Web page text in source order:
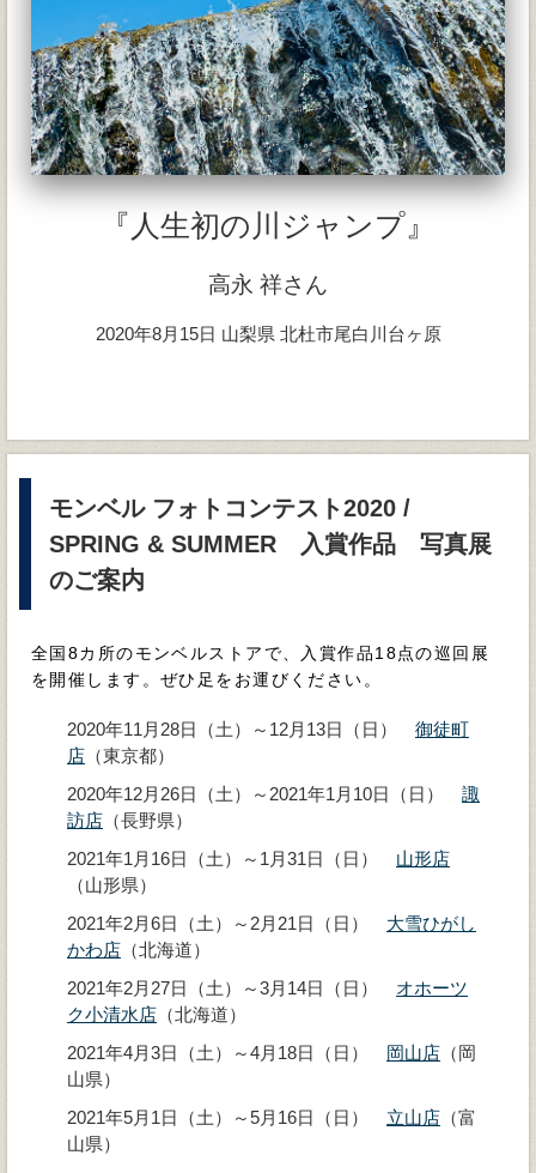
『人生初の川ジャンプ』
高永 祥さん
2020年8月15日 山梨県 北杜市尾白川台ヶ原
モンベル フォトコンテスト2020 /
SPRING & SUMMER 入賞作品 写真展
のご案内
全国8カ所のモンベルストアで、入賞作品18点の巡回展
を開催します。ぜひ足をお運びください。
2020年11月28日（土）～12月13日（日） 御徒町
店 （東京都）
2020年12月26日（土）～2021年1月10日（日） 諏
訪店 （長野県）
2021年1月16日（土）～1月31日（日） 山形店
（山形県）
2021年2月6日（土）～2月21日（日） 大雪ひがし
かわ店 （北海道）
2021年2月27日（土）～3月14日（日） オホーツ
ク小清水店 （北海道）
2021年4月3日（土）～4月18日（日） 岡山店 （岡
山県）
2021年5月1日（土）～5月16日（日） 立山店 （富
山県）